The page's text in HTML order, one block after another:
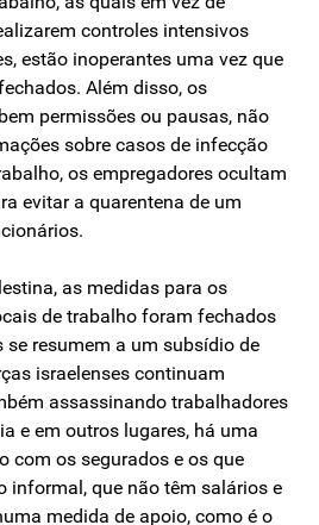
controles intensivos
estão inoperantes uma vez que
Além disso, os
permissões ou pausas, não
sobre casos de infecção
os empregadores ocultam
evitar a quarentena de um
as medidas para os
de trabalho foram fechados
se resumem a um subsídio de
israelenses continuam
assassinando trabalhadores
e em outros lugares, há uma
com os segurados e os que
informal, que não têm salários e
medida de apoio, como é o